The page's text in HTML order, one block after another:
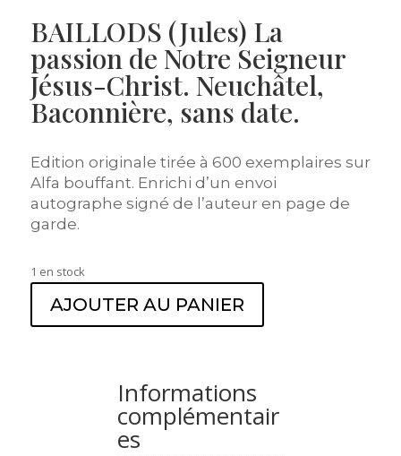
BAILLODS (Jules) La
passion de Notre Seigneur
Jésus-Christ. Neuchâtel,
Baconnière, sans date.
Edition originale tirée à 600 exemplaires sur
Alfa bouffant. Enrichi d’un envoi
autographe signé de l’auteur en page de
garde.
1 en stock
AJOUTER AU PANIER
Informations
complémentair
es